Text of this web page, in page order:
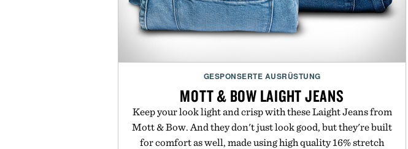
GESPONSERTE AUSRÜSTUNG
MOTT & BOW LAIGHT JEANS
Keep your look light and crisp with these Laight Jeans from
Mott & Bow. And they don't just look good, but they're built
for comfort as well, made using high quality 16% stretch